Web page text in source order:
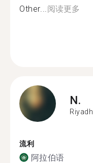
Other...阅读更多
N.
Riyadh
流利
阿拉伯语